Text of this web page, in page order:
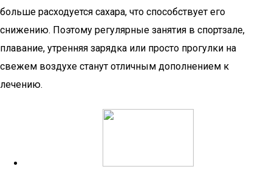
больше расходуется сахара, что способствует его
снижению. Поэтому регулярные занятия в спортзале,
плавание, утренняя зарядка или просто прогулки на
свежем воздухе станут отличным дополнением к
лечению.